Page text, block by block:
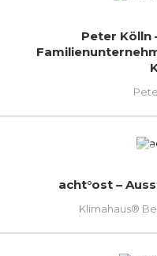
Peter Kölln
acht°ost –
Klimahaus®